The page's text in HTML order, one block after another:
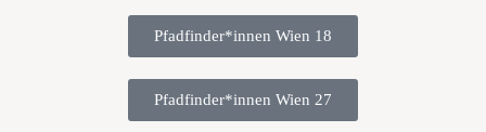
Pfadfinder*innen Wien 18
Pfadfinder*innen Wien 27